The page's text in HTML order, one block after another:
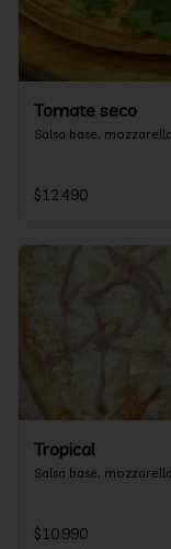
Tomate seco
Salsa base,
$12.490
Tropical
Salsa base,
$10.990